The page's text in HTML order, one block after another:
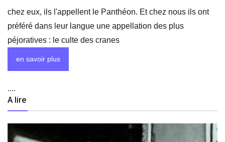
chez eux, ils l'appellent le Panthéon. Et chez nous ils ont
préféré dans leur langue une appellation des plus
péjoratives : le culte des cranes
en savoir plus
....
A lire